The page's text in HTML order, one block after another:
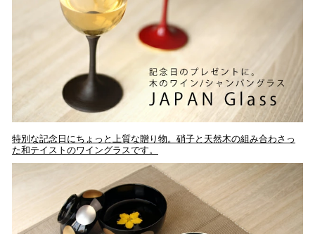
特別な記念日にちょっと上質な贈り物。硝子と天然木の組み合わさっ
た和テイストのワイングラスです。